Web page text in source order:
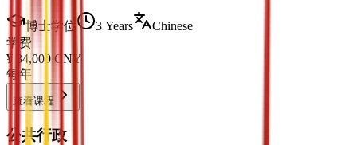
博士学位 3 Years
Chinese
学费
¥ 34,000 CNY
每年
查看课程
公共行政